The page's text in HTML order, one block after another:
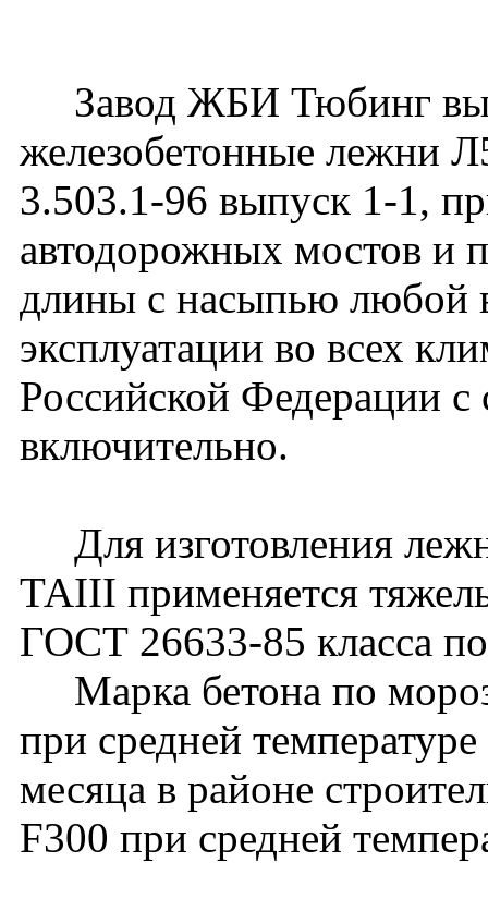
Завод ЖБИ Тюбинг
железобетонные лежни
3.503.1-96 выпуск 1-1,
автодорожных мостов и
длины с насыпью любой
эксплуатации во всех
Российской Федерации
включительно.
Для изготовления
ТАIII применяется
ГОСТ 26633-85 класса
Марка бетона по
при средней
месяца в районе
F300 при средней